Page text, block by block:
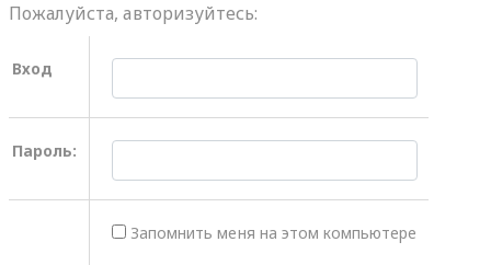
Пожалуйста, авторизуйтесь:
Вход
Пароль:
Запомнить меня на этом компьютере